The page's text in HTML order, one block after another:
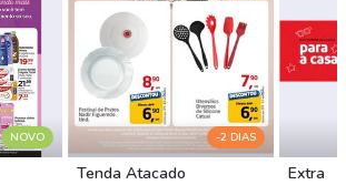
NOVO -2 DIAS
Tenda Atacado Extra